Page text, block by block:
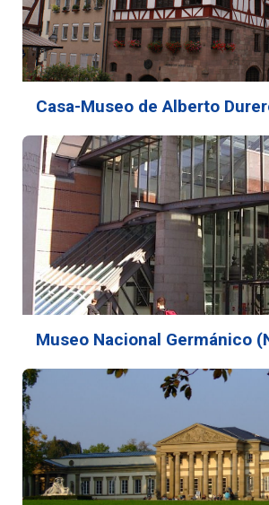
Casa-Museo de Alberto
Museo Nacional Germánico